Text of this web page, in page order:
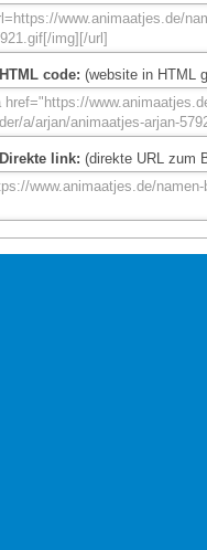
HTML code: (website in HTML
Direkte link: (direkte URL zum